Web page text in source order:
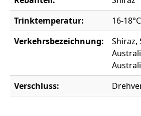
Trinktemperatur:
16-18°C
Verkehrsbezeichnung:
Shiraz,
Verschluss: